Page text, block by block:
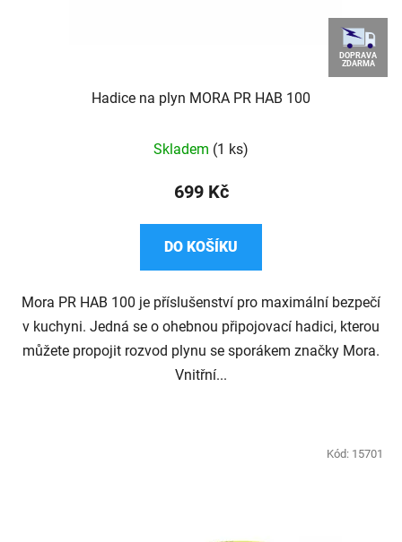
DOPRAVA
ZDARMA
Hadice na plyn MORA PR HAB 100
Skladem (1 ks)
699 Kč
DO KOŠÍKU
Mora PR HAB 100 je příslušenství pro maximální bezpečí
v kuchyni. Jedná se o ohebnou připojovací hadici, kterou
můžete propojit rozvod plynu se sporákem značky Mora.
Vnitřní...
Kód: 15701